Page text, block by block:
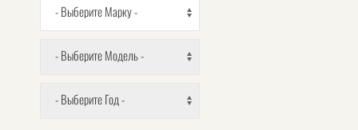
- Выберите Марку -
- Выберите Модель -
- Выберите Год -